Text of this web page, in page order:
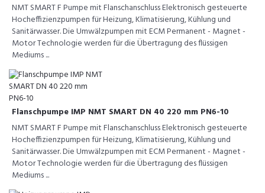
NMT SMART F Pumpe mit Flanschanschluss Elektronisch gesteuerte
Hocheffizienzpumpen für Heizung, Klimatisierung, Kühlung und
Sanitärwasser. Die Umwälzpumpen mit ECM Permanent - Magnet -
Motor Technologie werden für die Übertragung des flüssigen
Mediums ...
Flanschpumpe IMP NMT SMART DN 40 220 mm PN6-10
NMT SMART F Pumpe mit Flanschanschluss Elektronisch gesteuerte
Hocheffizienzpumpen für Heizung, Klimatisierung, Kühlung und
Sanitärwasser. Die Umwälzpumpen mit ECM Permanent - Magnet -
Motor Technologie werden für die Übertragung des flüssigen
Mediums ...